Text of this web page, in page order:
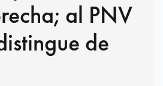
al PNV
de